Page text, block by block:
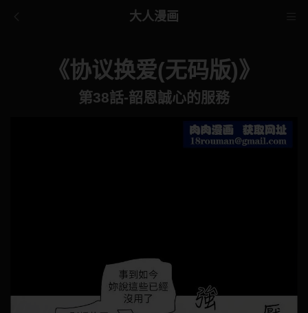
大人漫画
《协议换爱(无码版)》
第38話-韶恩誠心的服務